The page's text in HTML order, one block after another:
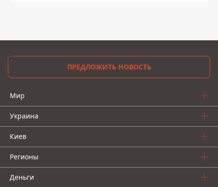
ПРЕДЛОЖИТЬ НОВОСТЬ
Мир
Украина
Киев
Регионы
Деньги